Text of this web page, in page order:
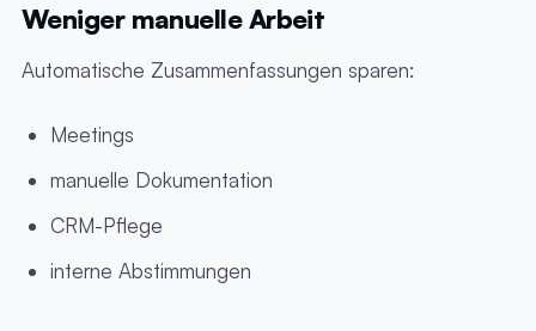
Weniger manuelle Arbeit
Automatische Zusammenfassungen sparen:
Meetings
manuelle Dokumentation
CRM-Pflege
interne Abstimmungen